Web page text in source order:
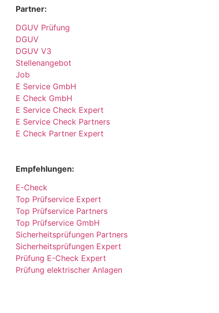
Partner:
DGUV Prüfung
DGUV
DGUV V3
Stellenangebot
Job
E Service GmbH
E Check GmbH
E Service Check Expert
E Service Check Partners
E Check Partner Expert
Empfehlungen:
E-Check
Top Prüfservice Expert
Top Prüfservice Partners
Top Prüfservice GmbH
Sicherheitsprüfungen Partners
Sicherheitsprüfungen Expert
Prüfung E-Check Expert
Prüfung elektrischer Anlagen